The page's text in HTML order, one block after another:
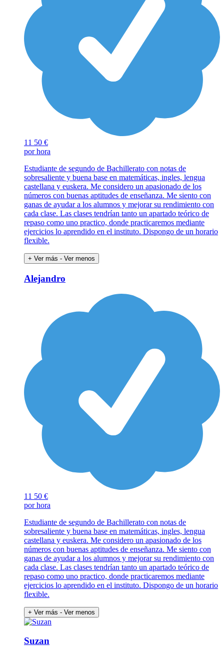
11 50 €
por hora
Estudiante de segundo de Bachillerato con notas de
sobresaliente y buena base en matemáticas, ingles, lengua
castellana y euskera. Me considero un apasionado de los
números con buenas aptitudes de enseñanza. Me siento con
ganas de ayudar a los alumnos y mejorar su rendimiento con
cada clase. Las clases tendrían tanto un apartado teórico de
repaso como uno practico, donde practicaremos mediante
ejercicios lo aprendido en el instituto. Dispongo de un horario
flexible.
+ Ver más - Ver menos
Alejandro
11 50 €
por hora
Estudiante de segundo de Bachillerato con notas de
sobresaliente y buena base en matemáticas, ingles, lengua
castellana y euskera. Me considero un apasionado de los
números con buenas aptitudes de enseñanza. Me siento con
ganas de ayudar a los alumnos y mejorar su rendimiento con
cada clase. Las clases tendrían tanto un apartado teórico de
repaso como uno practico, donde practicaremos mediante
ejercicios lo aprendido en el instituto. Dispongo de un horario
flexible.
+ Ver más - Ver menos
Suzan